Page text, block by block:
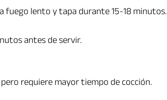
fuego lento y tapa durante 15-18 minutos.
antes de servir.
requiere mayor tiempo de cocción.